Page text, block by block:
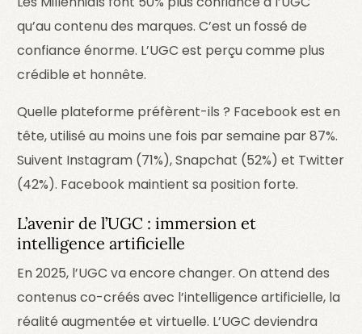
qu’au contenu des marques. C’est un fossé de
confiance énorme. L’UGC est perçu comme plus
crédible et honnête.
Quelle plateforme préfèrent-ils ? Facebook est en
tête, utilisé au moins une fois par semaine par 87%.
Suivent Instagram (71%), Snapchat (52%) et Twitter
(42%). Facebook maintient sa position forte.
L’avenir de l’UGC : immersion et
intelligence artificielle
En 2025, l’UGC va encore changer. On attend des
contenus co-créés avec l’intelligence artificielle, la
réalité augmentée et virtuelle. L’UGC deviendra